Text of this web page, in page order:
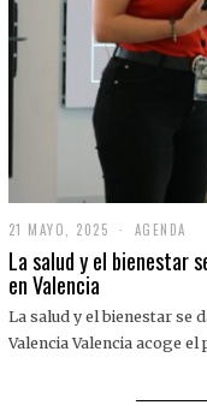
21 MAYO, 2025
1
M
O
,
AGENDA
La salud y el bienestar
en Valencia
La salud y el bienestar se
Valencia Valencia acoge el